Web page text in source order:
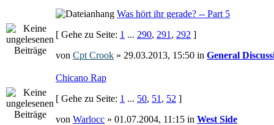
Was hört ihr gerade? -- Part 5
[ Gehe zu Seite: 1 ... 290, 291 , 292 ]
von Cpt Crook » 29.03.2013, 15:50 in General
Chicano Rap
[ Gehe zu Seite: 1 ... 50, 51 , 52 ]
von Warlocc » 01.07.2004, 11:15 in West Side